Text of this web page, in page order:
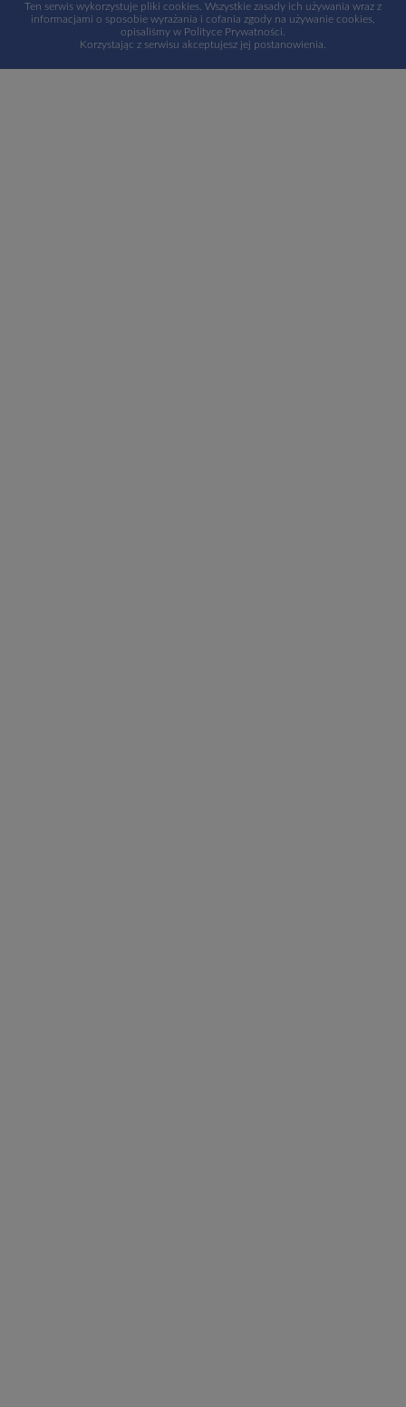
Ten serwis wykorzystuje pliki cookies. Wszystkie zasady ich używania wraz z
informacjami o sposobie wyrażania i cofania zgody na używanie cookies,
opisaliśmy w Polityce Prywatności
Korzystając z serwisu akceptujesz jej postanowienia.